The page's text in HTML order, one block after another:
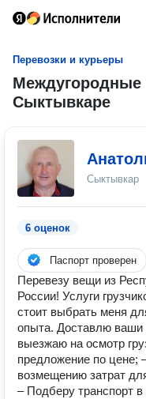
Перевозки и курьеры
Междугородные
Сыктывкаре
Сыктывкар
6 оценок
Паспорт проверен
Перевезу вещи из
России! Услуги
стоит выбрать меня
опыта. Доставлю ваши
выезжаю на осмотр
предложение по
возмещению затрат
– Подберу транспорт в